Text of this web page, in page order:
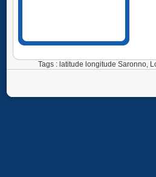
Tags : latitude longitude Saronno,